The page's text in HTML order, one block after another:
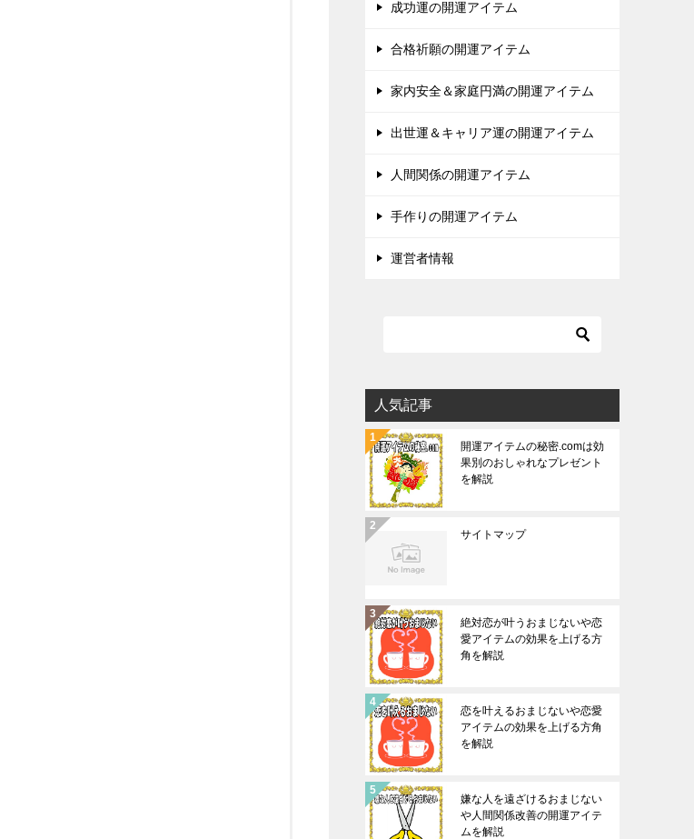
成功運の開運アイテム
合格祈願の開運アイテム
家内安全＆家庭円満の開運アイテム
出世運＆キャリア運の開運アイテム
人間関係の開運アイテム
手作りの開運アイテム
運営者情報
人気記事
開運アイテムの秘密.comは効
果別のおしゃれなプレゼント
を解説
サイトマップ
絶対恋が叶うおまじないや恋
愛アイテムの効果を上げる方
角を解説
恋を叶えるおまじないや恋愛
アイテムの効果を上げる方角
を解説
嫌な人を遠ざけるおまじない
や人間関係改善の開運アイテ
ムを解説